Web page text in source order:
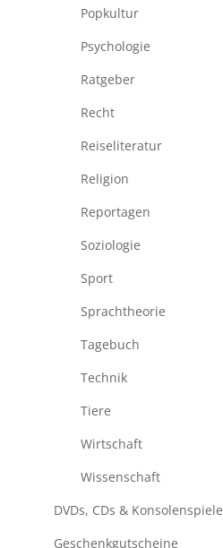
Popkultur
Psychologie
Ratgeber
Recht
Reiseliteratur
Religion
Reportagen
Soziologie
Sport
Sprachtheorie
Tagebuch
Technik
Tiere
Wirtschaft
Wissenschaft
DVDs, CDs & Konsolenspiele
Geschenkgutscheine